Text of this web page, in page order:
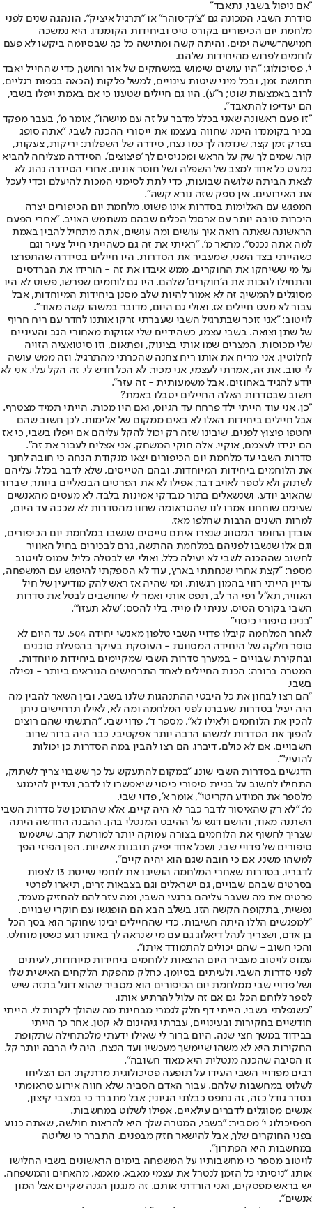
"אם ניפול בשבי, נתאבד"
סידרת השבי, המכונה גם "צ'ק־סוהר" או "תרגיל איציק", הונהגה שנים לפני
מלחמת יום הכיפורים בקורס טיס וביחידות הקומנדו. היא נמשכה
חמישה־שישה ימים, והיתה קשה ומתישה כל כך, שבסיומה ביקשו לא פעם
לוחמים לפרוש מהיחידות שלהם.
י', פסיכולוג: "היו עושים שימוש במשחקים של אור וחושך, כדי שהחייל יאבד
תחושת זמן, ובכל מיני שיטות עינויים, למשל פלקות (הכאה בכפות רגליים,
לרוב באמצעות שוט; ר"ע). היו גם חיילים שטענו כי אם באמת ייפלו בשבי,
הם יעדיפו להתאבד".
"זו פעם ראשונה שאני בכלל מדבר על זה עם מישהו", אומר מ', בעבר מפקד
בכיר בקומנדו הימי, שחווה בעצמו את ייסורי ההכנה לשבי. "אתה סופג
בפרק זמן קצר, שנדמה לך כמו נצח, סידרה של השפלות: יריקות, צעקות,
קור. שמים לך שק על הראש ומכניסים לך 'פיצוצים'. הסידרה מצליחה להביא
כמעט כל אחד למצב של השפלה ושל חוסר אונים. אחרי הסידרה נהוג לא
לצאת הביתה שלושה שבועות, כדי לתת לסימני המכות להיעלם וכדי לעכל
את האירועים. אין ספק שזה נורא קשה".
המפגש עם האלימות בסדרות אינו פשוט. מלחמת יום הכיפורים יצרה
היכרות טובה יותר עם ארסנל הכלים שבהם משתמש האויב. "אחרי הפעם
הראשונה שאתה רואה איך עושים ומה עושים, אתה מתחיל להבין באמת
למה אתה נכנס", מתאר מ'. "ראיתי את זה גם כשהייתי חייל צעיר וגם
כשהייתי בצד השני, שמעביר את הסדרות. היו חיילים בסידרה שהתפרצו
על מי ששיחקו את החוקרים, ממש איבדו את זה - הורידו את הברדסים
והתחילו להכות את ה'חוקרים' שלהם. היו גם לוחמים שפרשו, פשוט לא היו
מסוגלים להמשיך. זה לא אמור להיות שלב מסנן ביחידות המיוחדות, אבל
עבור לא מעט חיילים אז, ואולי גם היום, מדובר במשהו קשה מאוד".
לויטוב: "אני זוכר שבתרגיל השבי שעברתי זרקו אותנו לחדר עם ריח חריף
של שתן וצואה. בשבי עצמו, כשהידיים שלי אזוקות מאחורי הגב והעיניים
שלי מכוסות, המצרים שמו אותי בצינוק, ופתאום, וזו סיטואציה הזויה
לחלוטין, אני מריח את אותו ריח צחנה שהכרתי מהתרגיל, וזה ממש עושה
לי טוב. את זה, אמרתי לעצמי, אני מכיר. לא הכל חדש לי. זה הקל עלי. אני לא
יודע להגיד באחוזים, אבל משמעותית - זה עזר".
חשוב שבסדרות האלה החיילים יסבלו באמת?
"כן. אני עוד הייתי ילד פרחח עד הגיוס, ואם היו מכות, הייתי תמיד מצטרף.
אבל חיילים ביחידות האלו לא באים ממקום של אלימות. לכן חשוב שהם
יחטפו פיצוץ לפנים. שיבינו שזה רק יכול להקל עליהם אם ייפלו בשבי, כי אז
הם יגידו לעצמם, אוקיי. אלה חוקי המשחק, אני אצליח לעבור את זה".
סדרות השבי עד מלחמת יום הכיפורים יצאו מנקודת הנחה כי חובה לחנך
את הלוחמים ביחידות המיוחדות, ובהם הטייסים, שלא לדבר בכלל. עליהם
לשתוק ולא לספר לאויב דבר, אפילו לא את הפרטים הבנאליים ביותר, שברור
שהאויב יודע, ושנשאלים בתור מבדקי אמינות בלבד. לא מעטים מהאנשים
שעימם שוחחנו אמרו לנו שהטראומה שחוו מהסדרות לא שככה עד היום,
למרות השנים הרבות שחלפו מאז.
אובדן החומר המסווג שנצרו איתם טייסים שנשבו במלחמת יום הכיפורים,
וגם אלו שנשבו לפניהם במלחמת ההתשה, גרם לבכירים בחיל האוויר
לחשוב שההכנה לשבי לא יעילה כלל, ואולי יש לבטלה כליל. עמוס לויטוב
מספר: "קצת אחרי שנחתתי בארץ, עוד לא הספקתי להיפגש עם המשפחה,
עדיין הייתי רווי בהמון רגשות, ומי שהיה אז ראש להק מודיעין של חיל
האוויר, תא"ל רפי הר לב, תפס אותי ואמר לי שחושבים לבטל את סדרות
השבי בקורס הטיס. עניתי לו מייד, בלי להסס: 'שלא תעזו'".
"בנינו סיפורי כיסוי"
לאחר המלחמה קיבלו פדויי השבי טלפון מאנשי יחידה 504. עד היום לא
סופר חלקה של היחידה המסווגת - העוסקת בעיקר בהפעלת סוכנים
ובחקירת שבויים - במערך סדרות השבי שמקיימים ביחידות מיוחדות.
המטרה ברורה: הכנת החיילים לאחד התרחישים הנוראים ביותר - נפילה
בשבי.
"הם רצו לבחון את כל היבטי ההתנהגות שלנו בשבי, ובין השאר להבין מה
היה יעיל בסדרות שעברנו לפני המלחמה ומה לא, לאילו תרחישים ניתן
להכין את הלוחמים ולאילו לא", מספר ד', פדוי שבי. "הרגשתי שהם רוצים
להפוך את הסדרות למשהו הרבה יותר אפקטיבי. כבר היה ברור שרוב
השבויים, אם לא כולם, דיברו. הם רצו להבין במה הסדרות כן יכולות
להועיל".
הדגשים בסדרות השבי שונו. "במקום להתעקש על כך ששבוי צריך לשתוק,
התחילו לחשוב על בניית סיפורי כיסוי שיאפשרו לו לדבר, ועדיין להימנע
מלספר את המידע הקריטי", אומר א', פדוי שבי.
מ': "לא רק שהאיסור לדבר כבר לא היה קיים, אלא שהתוכן של סדרות השבי
השתנה מאוד, והושם דגש על ההיבט המנטלי בהן. ההבנה החדשה היתה
שצריך לחשוף את הלוחמים בצורה עמוקה יותר למורשת קרב, שישמעו
סיפורים של פדויי שבי, ושכל אחד יפיק תובנות אישיות. הפן הפיזי הפך
למשהו משני, אם כי חובה שגם הוא יהיה קיים".
לדבריו, בסדרות שאחרי המלחמה הושיבו את לוחמי שייטת 13 לצפות
בסרטים שבהם שבויים, גם ישראלים וגם בצבאות זרים, תיארו לפרטי
פרטים את מה שעבר עליהם ברגעי השבי, ומה עזר להם להחזיק מעמד,
נפשית, בתקופה הקשה הזו. בשלב הבא הם הופגשו עם חוקרי שבויים.
"למפגשים הללו היתה חשיבות, כדי שהחיילים יבינו שחוקר הוא בסך הכל
בן אדם, ושצריך לנהל דיאלוג גם עם מי שנראה לך באותו רגע כשטן מוחלט.
והכי חשוב - שהם יכולים להתמודד איתו".
עמוס לויטוב מעביר היום הרצאות ללוחמים ביחידות מיוחדות, לעיתים
לפני סדרות השבי, ולעיתים בסיומן. כחלק מהפקת הלקחים האישית שלו
ושל פדויי שבי ממלחמת יום הכיפורים הוא מסביר שהוא דוגל בתזה שיש
לספר ללוחם הכל, גם אם זה עלול להרתיע אותו.
"כשנפלתי בשבי, הייתי דף חלק לגמרי מבחינת מה שהולך לקרות לי. הייתי
חודשיים בחקירות ובעינויים, עברתי גיהינום לא קטן. אחר כך הייתי
בבידוד במשך חצי שנה. היום ברור לי שאילו ידעתי מלכתחילה שתקופת
החקירות היא לא משהו שיימשך מעכשיו ועד הנצח, היה לי הרבה יותר קל.
זו הסיבה שהכנה מנטלית היא מאוד חשובה".
רבים מפדויי השבי העידו על תופעה פסיכולוגית מרתקת: הם הצליחו
לשלוט במחשבות שלהם. עבור האדם הסביר, שלא חווה אירוע טראומתי
בסדר גודל כזה, זה נתפס כבלתי הגיוני; אבל מתברר כי במצבי קיצון,
אנשים מסוגלים לדברים עילאיים. אפילו לשלוט במחשבות.
הפסיכולוג י' מסביר: "בשבי, המטרה שלך היא להראות חולשה, שאתה כנוע
בפני החוקרים שלך, אבל להישאר חזק מבפנים. התברר כי שליטה
במחשבות היא הפתרון".
לויטוב מספר כי מחשבותיו על המשפחה בימים הראשונים בשבי החלישו
אותו. "ניסיתי כל הזמן לנטרל את עצמי מאבא, מאמא, מהאחים והמשפחה.
יש בראש מפסקים, ואני הורדתי אותם. זה מנגנון הגנה שקיים אצל המון
אנשים".